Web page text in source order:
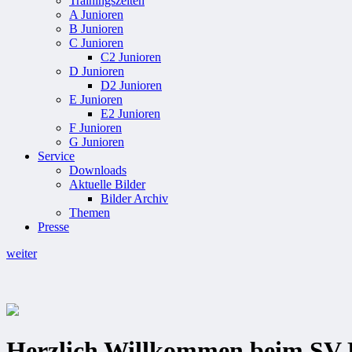
A Junioren
B Junioren
C Junioren
C2 Junioren
D Junioren
D2 Junioren
E Junioren
E2 Junioren
F Junioren
G Junioren
Service
Downloads
Aktuelle Bilder
Bilder Archiv
Themen
Presse
weiter